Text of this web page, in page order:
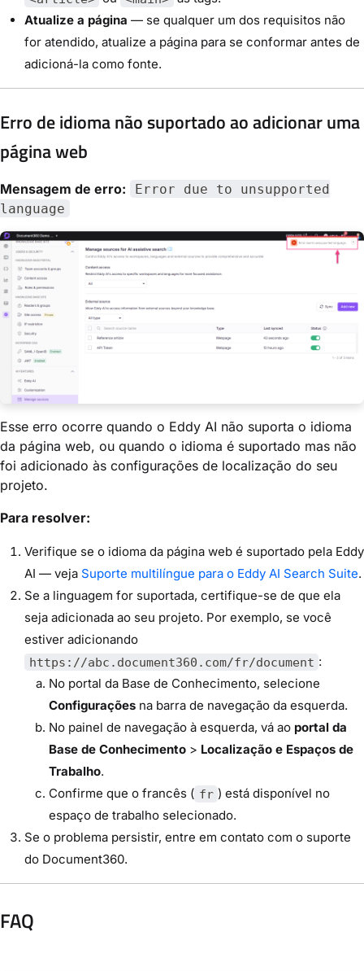
Atualize a página — se qualquer um dos requisitos não
for atendido, atualize a página para se conformar antes de
adicioná-la como fonte.
Erro de idioma não suportado ao adicionar uma
página web
Mensagem de erro:
Error due to unsupported
language
Esse erro ocorre quando o Eddy AI não suporta o idioma
da página web, ou quando o idioma é suportado mas não
foi adicionado às configurações de localização do seu
projeto.
Para resolver:
Verifique se o idioma da página web é suportado pela Eddy
AI — veja Suporte multilíngue para o Eddy AI Search Suite.
Se a linguagem for suportada, certifique-se de que ela
seja adicionada ao seu projeto. Por exemplo, se você
estiver adicionando
https://abc.document360.com/fr/document :
No portal da Base de Conhecimento, selecione
Configurações na barra de navegação da esquerda.
No painel de navegação à esquerda, vá ao portal da
Base de Conhecimento > Localização e Espaços de
Trabalho.
Confirme que o francês ( fr ) está disponível no
espaço de trabalho selecionado.
Se o problema persistir, entre em contato com o suporte
do Document360.
FAQ